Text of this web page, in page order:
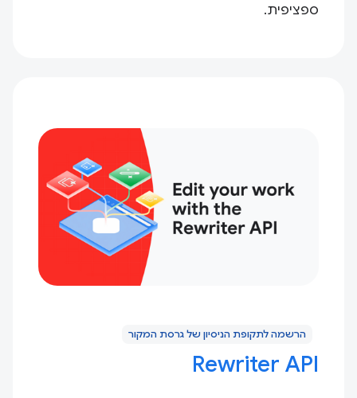
ספציפית.
הרשמה לתקופת הניסיון של גרסת המקור
Rewriter API